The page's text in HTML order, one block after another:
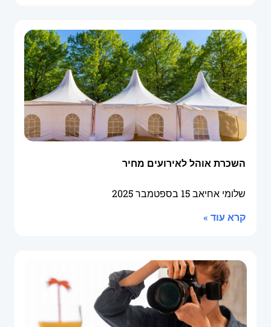
השכרת אוהל לאירועים מחיר
שלומי אחיאב15 בספטמבר 2025
קרא עוד »